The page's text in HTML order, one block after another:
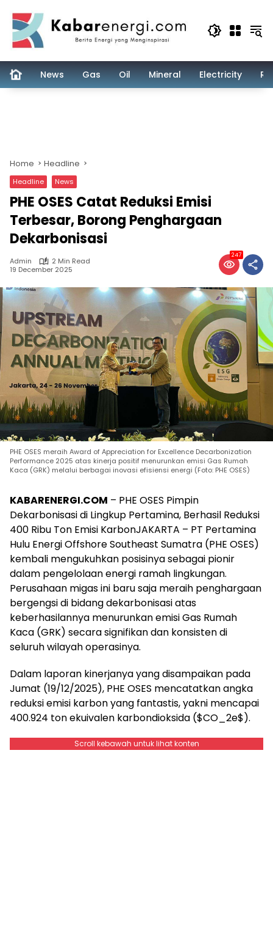
content
News Gas Oil Mineral Electricity
Home Headline
Headline News
PHE OSES Catat Reduksi Emisi
Terbesar, Borong Penghargaan
Dekarbonisasi
Admin
2 Min Read
19 December 2025
247
PHE OSES meraih Award of Appreciation for Excellence Decarbonization
Performance 2025 atas kinerja positif menurunkan emisi Gas Rumah
Kaca (GRK) melalui berbagai inovasi efisiensi energi (Foto: PHE OSES)
KABARENERGI.COM – PHE OSES Pimpin
Dekarbonisasi di Lingkup Pertamina, Berhasil Reduksi
400 Ribu Ton Emisi KarbonJAKARTA – PT Pertamina
Hulu Energi Offshore Southeast Sumatra (PHE OSES)
kembali mengukuhkan posisinya sebagai pionir
dalam pengelolaan energi ramah lingkungan.
Perusahaan migas ini baru saja meraih penghargaan
bergengsi di bidang dekarbonisasi atas
keberhasilannya menurunkan emisi Gas Rumah
Kaca (GRK) secara signifikan dan konsisten di
seluruh wilayah operasinya.
Dalam laporan kinerjanya yang disampaikan pada
Jumat (19/12/2025), PHE OSES mencatatkan angka
reduksi emisi karbon yang fantastis, yakni mencapai
400.924 ton ekuivalen karbondioksida ($CO_2e$).
Scroll kebawah untuk lihat konten